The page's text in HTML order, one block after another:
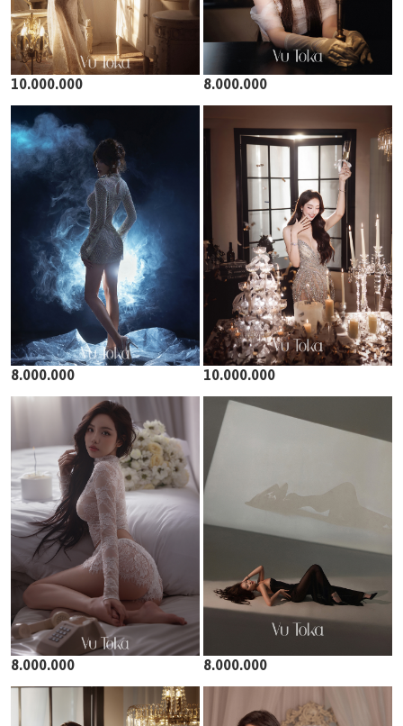
10.000.000 8.000.000
8.000.000 10.000.000
8.000.000 8.000.000